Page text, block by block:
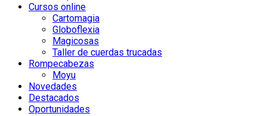
Cursos online
Cartomagia
Globoflexia
Magicosas
Taller de cuerdas trucadas
Rompecabezas
Moyu
Novedades
Destacados
Oportunidades